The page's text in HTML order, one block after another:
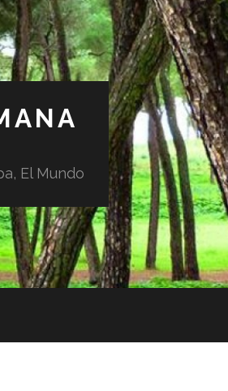
El Mundo